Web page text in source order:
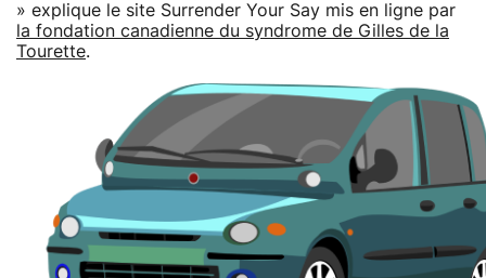
» explique le site Surrender Your Say mis en ligne par
la fondation canadienne du syndrome de Gilles de la
Tourette.